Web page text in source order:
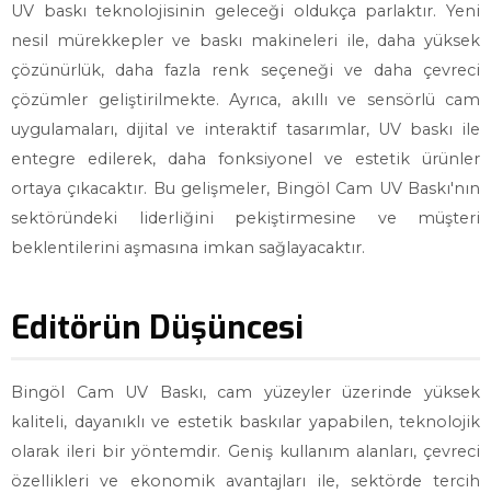
UV baskı teknolojisinin geleceği oldukça parlaktır. Yeni
nesil mürekkepler ve baskı makineleri ile, daha yüksek
çözünürlük, daha fazla renk seçeneği ve daha çevreci
çözümler geliştirilmekte. Ayrıca, akıllı ve sensörlü cam
uygulamaları, dijital ve interaktif tasarımlar, UV baskı ile
entegre edilerek, daha fonksiyonel ve estetik ürünler
ortaya çıkacaktır. Bu gelişmeler, Bingöl Cam UV Baskı'nın
sektöründeki liderliğini pekiştirmesine ve müşteri
beklentilerini aşmasına imkan sağlayacaktır.
Editörün Düşüncesi
Bingöl Cam UV Baskı, cam yüzeyler üzerinde yüksek
kaliteli, dayanıklı ve estetik baskılar yapabilen, teknolojik
olarak ileri bir yöntemdir. Geniş kullanım alanları, çevreci
özellikleri ve ekonomik avantajları ile, sektörde tercih